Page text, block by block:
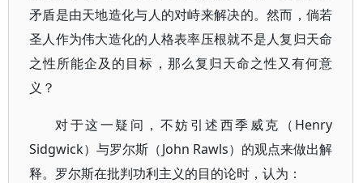
矛盾是由天地造化与人的对峙来解决的。然而，倘若
圣人作为伟大造化的人格表率压根就不是人复归天命
之性所能企及的目标，那么复归天命之性又有何意
义？
对于这一疑问，不妨引述西季威克（Henry
Sidgwick）与罗尔斯（John Rawls）的观点来做出解
释。罗尔斯在批判功利主义的目的论时，认为：